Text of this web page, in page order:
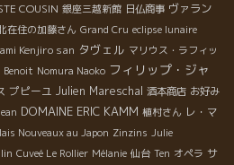
COUSIN 銀座三越新館 日仏商事 ヴァラン
在住の加藤さん Grand Cru eclipse lunaire
Kenjiro san タヴェル マリウス・ラフィッ
Benoit Nomura Naoko フィリップ・ジャ
プピーユ Julien Mareschal 酒本商店 お好み
DOMAINE ERIC KAMM 植村さん レ・マ
Nouveaux au Japon Zinzins Julie
Cuveé Le Rollier Mélanie 仙台 Ten オペラ サ